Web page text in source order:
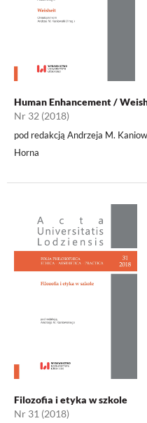
Human Enhancement /
Nr 32 (2018)
pod redakcją Andrzeja M.
Horna
Filozofia i etyka w szkole
Nr 31 (2018)